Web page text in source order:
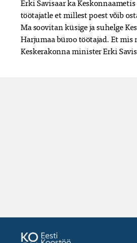
Erki Savisaar ka
töötajatle et millest poest võib
Ma soovitan küsige ja suhelge
Harjumaa büroo töötajad. Et mis